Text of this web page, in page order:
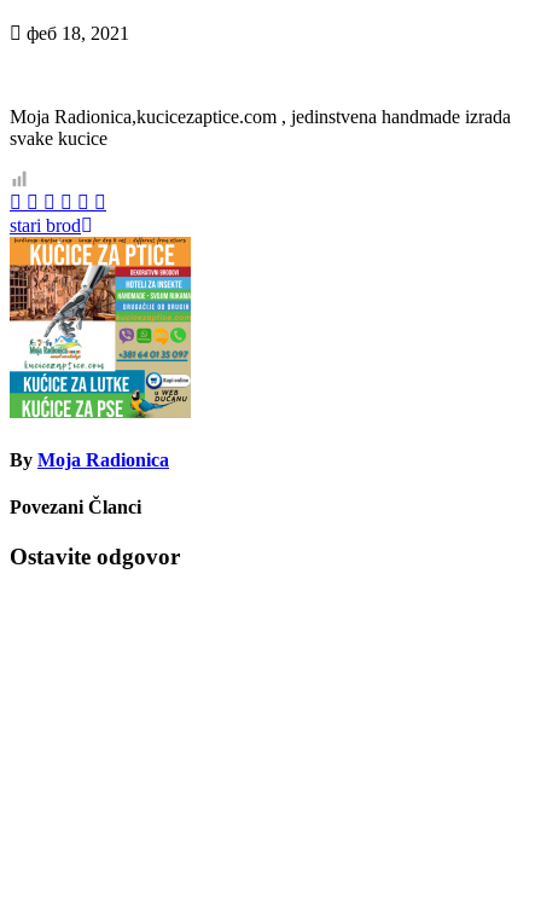
феб 18, 2021
Moja Radionica,kucicezaptice.com , jedinstvena handmade izrada
svake kucice
Кретање
чланка
stari brod
By Moja Radionica
Povezani Članci
Ostavite odgovor